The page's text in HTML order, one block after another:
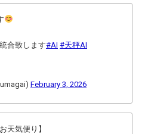
合致します#AI #天秤AI
February 3, 2026
天気便り】